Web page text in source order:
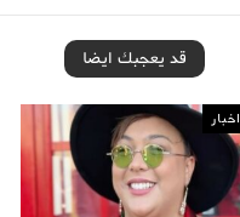
قد يعجبك ايضا
اخبار